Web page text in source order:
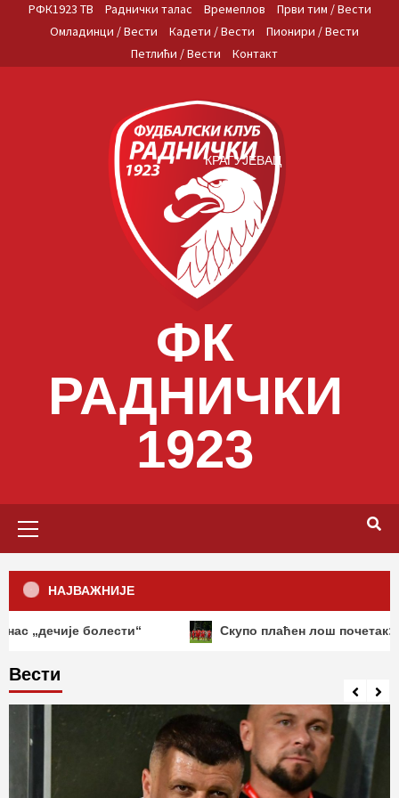
РФК1923 ТВ Раднички талас Времеплов
Први тим / Вести
Омладинци / Вести
Кадети / Вести
Пионири / Вести
Петлићи / Вести
Контакт
ФК
РАДНИЧКИ
1923
КРАГУЈЕВАЦ
НАЈВАЖНИЈЕ
болести“ Скупо плаћен лош почетак: Раднички
Вести